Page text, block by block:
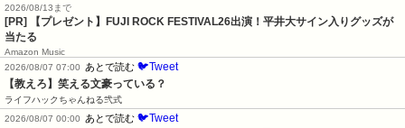
2026/08/13まで
[PR] 【プレゼント】FUJI ROCK FESTIVAL26出演！平井大サイン入りグッズが
当たる
Amazon Music
2026/08/07 07:00
あとで読む 🐦Tweet
【教えろ】笑える文豪っている？
ライフハックちゃんねる弐式
2026/08/07 00:00
あとで読む 🐦Tweet